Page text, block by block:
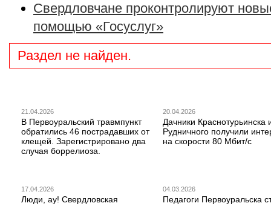
Свердловчане проконтролируют
помощью «Госуслуг»
Раздел не найден.
21.04.2026
В Первоуральский травмпункт
обратились 46 пострадавших от
клещей. Зарегистрировано два
случая боррелиоза.
20.04.2026
Дачники Краснотурьинска
Рудничного получили
на скорости 80 Мбит/с
17.04.2026
Люди, ау! Свердловская
04.03.2026
Педагоги Первоуральска